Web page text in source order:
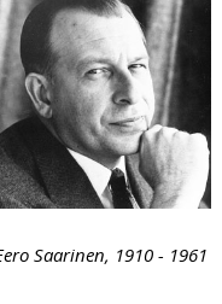
Saarinen, 1910 - 1961